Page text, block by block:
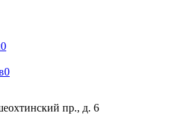
0
0
пр., д. 6